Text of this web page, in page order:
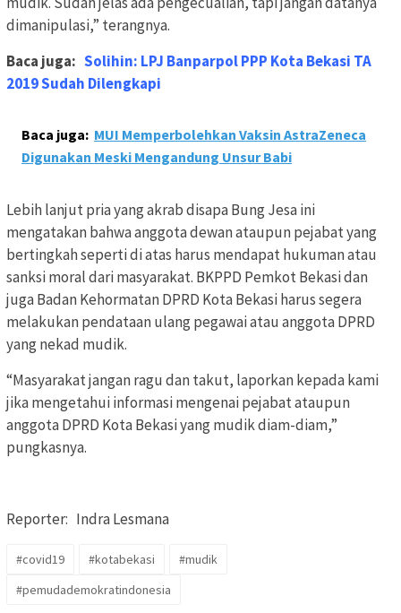
dimanipulasi,” terangnya.
Baca juga: Solihin: LPJ Banparpol PPP Kota Bekasi TA
2019 Sudah Dilengkapi
Baca juga: MUI Memperbolehkan Vaksin AstraZeneca
Digunakan Meski Mengandung Unsur Babi
Lebih lanjut pria yang akrab disapa Bung Jesa ini
mengatakan bahwa anggota dewan ataupun pejabat yang
bertingkah seperti di atas harus mendapat hukuman atau
sanksi moral dari masyarakat. BKPPD Pemkot Bekasi dan
juga Badan Kehormatan DPRD Kota Bekasi harus segera
melakukan pendataan ulang pegawai atau anggota DPRD
yang nekad mudik.
“Masyarakat jangan ragu dan takut, laporkan kepada kami
jika mengetahui informasi mengenai pejabat ataupun
anggota DPRD Kota Bekasi yang mudik diam-diam,”
pungkasnya.
Reporter: Indra Lesmana
#covid19 #kotabekasi
#mudik
#pemudademokratindonesia